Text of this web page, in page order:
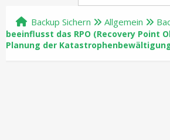
Backup Sichern Allgemein
beeinflusst das RPO (Recovery Point
Planung der